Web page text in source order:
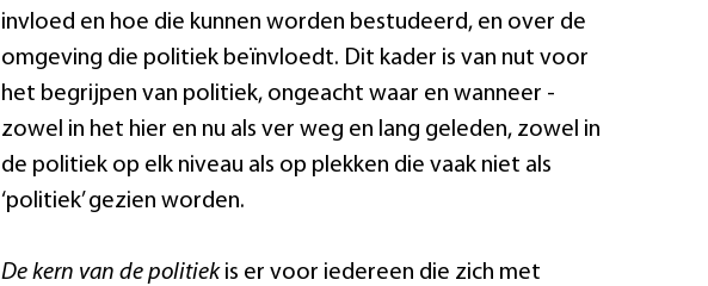
invloed en hoe die kunnen worden bestudeerd, en over de
omgeving die politiek beïnvloedt. Dit kader is van nut voor
het begrijpen van politiek, ongeacht waar en wanneer -
zowel in het hier en nu als ver weg en lang geleden, zowel in
de politiek op elk niveau als op plekken die vaak niet als
‘politiek’ gezien worden.
De kern van de politiekis er voor iedereen die zich met